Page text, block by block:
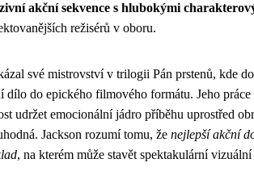
akční sekvence s hlubokými
režisérů v oboru.
své mistrovství v trilogii Pán prstenů, kde
dílo do epického filmového formátu. Jeho
udržet emocionální jádro příběhu uprostřed
Jackson rozumí tomu, že nejlepší akční
, na kterém může stavět spektakulární